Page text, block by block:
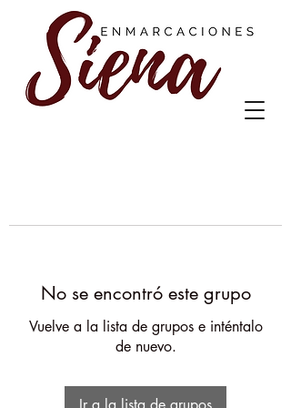
No se encontró este grupo
Vuelve a la lista de grupos e inténtalo
de nuevo.